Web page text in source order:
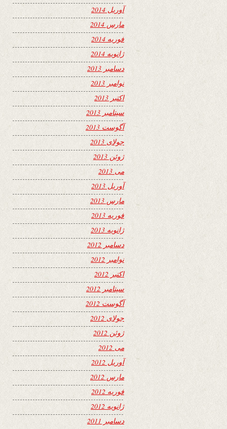
آوریل 2014
مارس 2014
فوریه 2014
ژانویه 2014
دسامبر 2013
نوامبر 2013
اکتبر 2013
سپتامبر 2013
آگوست 2013
جولای 2013
ژوئن 2013
می 2013
آوریل 2013
مارس 2013
فوریه 2013
ژانویه 2013
دسامبر 2012
نوامبر 2012
اکتبر 2012
سپتامبر 2012
آگوست 2012
جولای 2012
ژوئن 2012
می 2012
آوریل 2012
مارس 2012
فوریه 2012
ژانویه 2012
دسامبر 2011